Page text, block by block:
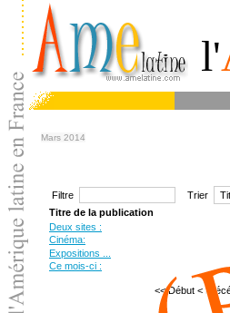
l'
Mars 2014
Filtre Trier
Titre de la publication
Deux sites :
Cinéma:
Expositions ...
Ce mois-ci :
<< Début <